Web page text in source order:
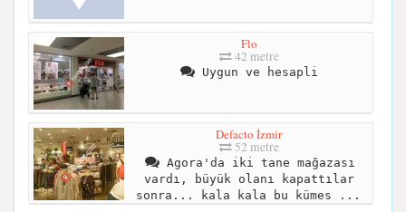
Flo
42 metre
Uygun ve hesapli
Defacto İzmir
52 metre
Agora'da iki tane mağazası
vardı, büyük olanı kapattılar
sonra... kala kala bu kümes ...